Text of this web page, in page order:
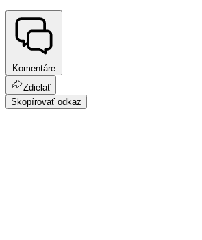
Komentáre
Zdielať
Skopírovať odkaz